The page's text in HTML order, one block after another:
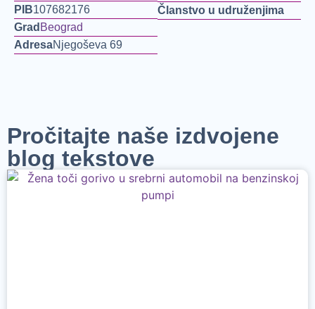
PIB107682176
Grad Beograd
AdresaNjegoševa 69
Članstvo u udruženjima
Pročitajte naše izdvojene
blog tekstove